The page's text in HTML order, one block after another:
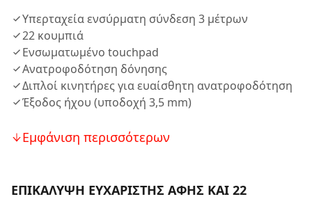
Υπερταχεία ενσύρματη σύνδεση 3 μέτρων
22 κουμπιά
Ενσωματωμένο touchpad
Ανατροφοδότηση δόνησης
Διπλοί κινητήρες για ευαίσθητη ανατροφοδότηση
Έξοδος ήχου (υποδοχή 3,5 mm)
Εμφάνιση περισσότερων
ΕΠΙΚΑΛΥΨΗ ΕΥΧΑΡΙΣΤΗΣ ΑΦΗΣ ΚΑΙ 22